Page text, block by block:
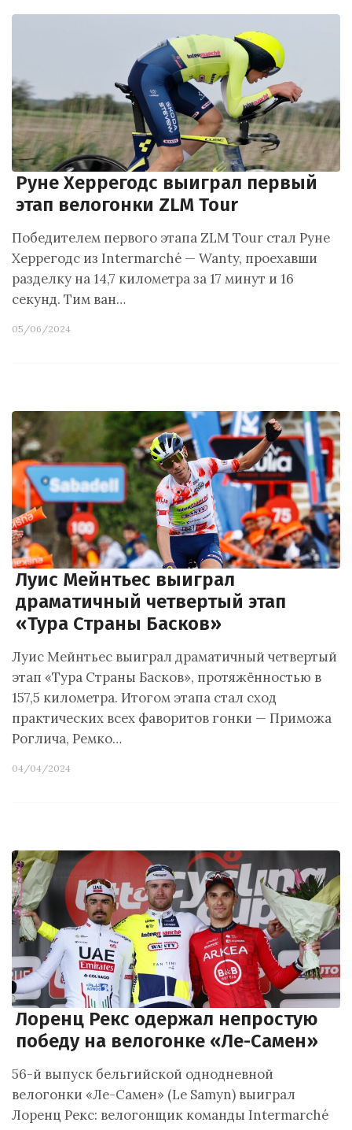
Руне Херрегодс выиграл первый
этап велогонки ZLM Tour
Победителем первого этапа ZLM Tour стал Руне
Херрегодс из Intermarché — Wanty, проехавши
разделку на 14,7 километра за 17 минут и 16
секунд. Тим ван…
05/06/2024
Луис Мейнтьес выиграл
драматичный четвертый этап
«Тура Страны Басков»
Луис Мейнтьес выиграл драматичный четвертый
этап «Тура Страны Басков», протяжённостью в
157,5 километра. Итогом этапа стал сход
практических всех фаворитов гонки — Приможа
Роглича, Ремко…
04/04/2024
Лоренц Рекс одержал непростую
победу на велогонке «Ле-Самен»
56-й выпуск бельгийской однодневной
велогонки «Ле-Самен» (Le Samyn) выиграл
Лоренц Рекс: велогонщик команды Intermarché